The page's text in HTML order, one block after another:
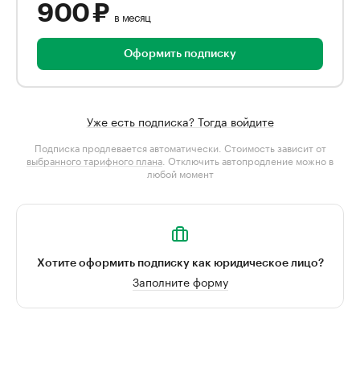
900 ₽ в месяц
Оформить подписку
Уже есть подписка? Тогда войдите
Подписка продлевается автоматически. Стоимость зависит от
выбранного тарифного плана . Отключить автопродление можно в
любой момент
Хотите оформить подписку как юридическое лицо?
Заполните форму